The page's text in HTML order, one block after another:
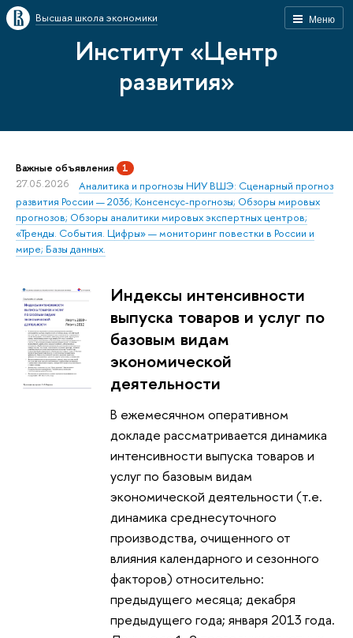
Меню
Высшая школа экономики
Институт «Центр
развития»
Важные объявления 1
27.05.2026
Аналитика и прогнозы НИУ ВШЭ: Сценарный прогноз
развития России — 2036; Консенсус-прогнозы; Обзоры мировых
прогнозов; Обзоры аналитики мировых экспертных центров;
«Тренды. События. Цифры» — мониторинг повестки в России и
мире; Базы данных.
Индексы интенсивности
выпуска товаров и услуг по
базовым видам
экономической
деятельности
В ежемесячном оперативном
докладе рассматривается динамика
интенсивности выпуска товаров и
услуг по базовым видам
экономической деятельности (т.е.
динамика среднесуточного
производства, очищенного от
влияния календарного и сезонного
факторов) относительно:
предыдущего месяца; декабря
предыдущего года; января 2013 года.